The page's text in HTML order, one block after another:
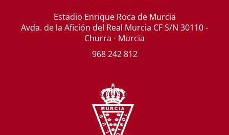
Estadio Enrique Roca de Murcia
Avda. de la Afición del Real Murcia CF S/N 30110 -
Churra - Murcia
968 242 812